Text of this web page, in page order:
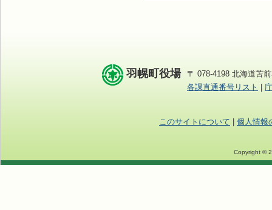
羽幌町役場
〒 078-4198 北海道苫
各課直通番号リスト
このサイトについて 個人情報
Copyright ©